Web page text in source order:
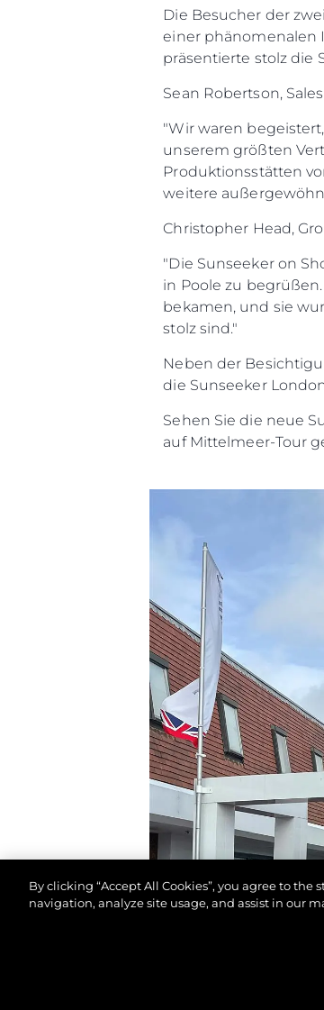
Die Besucher der
einer phänomenalen
präsentierte stolz die
Sean Robertson,
"Wir waren
unserem größten
Produktionsstätten
weitere
Christopher Head,
"Die Sunseeker on
in Poole zu
bekamen, und sie
stolz sind."
Neben der
die Sunseeker
Sehen Sie die neue
auf Mittelmeer-Tour
By clicking “Accept All Cookies”, you agree to
navigation, analyze site usage, and assist in our